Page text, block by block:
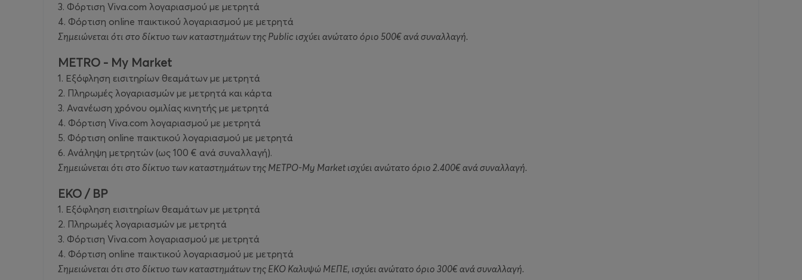
3. Φόρτιση Viva.com λογαριασμού με μετρητά
4. Φόρτιση online παικτικού λογαριασμού με μετρητά
Σημειώνεται ότι στο δίκτυο των καταστημάτων της Public ισχύει ανώτατο όριο 500€ ανά συναλλαγή.
METRO - My Market
1. Εξόφληση εισιτηρίων θεαμάτων με μετρητά
2. Πληρωμές λογαριασμών με μετρητά και κάρτα
3. Ανανέωση χρόνου ομιλίας κινητής με μετρητά
4. Φόρτιση Viva.com λογαριασμού με μετρητά
5. Φόρτιση online παικτικού λογαριασμού με μετρητά
6. Ανάληψη μετρητών (ως 100 € ανά συναλλαγή).
Σημειώνεται ότι στο δίκτυο των καταστημάτων της ΜΕΤΡΟ-My Market ισχύει ανώτατο όριο 2.400€ ανά συναλλαγή.
EKO / ΒP
1. Εξόφληση εισιτηρίων θεαμάτων με μετρητά
2. Πληρωμές λογαριασμών με μετρητά
3. Φόρτιση Viva.com λογαριασμού με μετρητά
4. Φόρτιση online παικτικού λογαριασμού με μετρητά
Σημειώνεται ότι στο δίκτυο των καταστημάτων της EKO Καλυψώ ΜΕΠΕ, ισχύει ανώτατο όριο 300€ ανά συναλλαγή.